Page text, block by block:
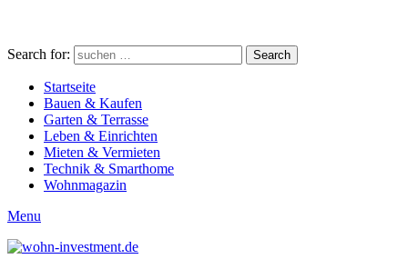
Search for: Search
Startseite
Bauen & Kaufen
Garten & Terrasse
Leben & Einrichten
Mieten & Vermieten
Technik & Smarthome
Wohnmagazin
Menu